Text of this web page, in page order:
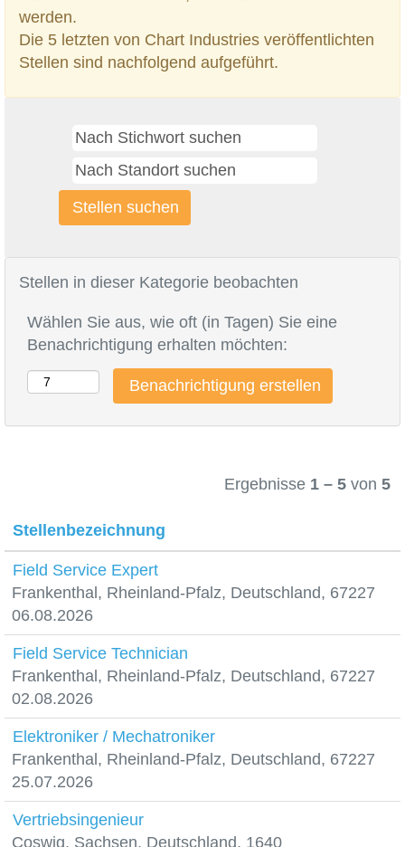
werden.
Die 5 letzten von Chart Industries veröffentlichten
Stellen sind nachfolgend aufgeführt.
Stellen in dieser Kategorie beobachten
Wählen Sie aus, wie oft (in Tagen) Sie eine
Benachrichtigung erhalten möchten:
Ergebnisse 1 – 5 von 5
Stellenbezeichnung
Field Service Expert
Frankenthal, Rheinland-Pfalz, Deutschland, 67227
06.08.2026
Field Service Technician
Frankenthal, Rheinland-Pfalz, Deutschland, 67227
02.08.2026
Elektroniker / Mechatroniker
Frankenthal, Rheinland-Pfalz, Deutschland, 67227
25.07.2026
Vertriebsingenieur
Coswig, Sachsen, Deutschland, 1640